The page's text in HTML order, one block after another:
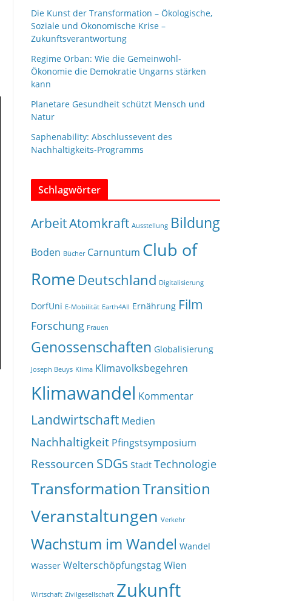
Die Kunst der Transformation – Ökologische,
Soziale und Ökonomische Krise –
Zukunftsverantwortung
Regime Orban: Wie die Gemeinwohl-
Ökonomie die Demokratie Ungarns stärken
kann
Planetare Gesundheit schützt Mensch und
Natur
Saphenability: Abschlussevent des
Nachhaltigkeits-Programms
Schlagwörter
ArbeitAtomkraft Ausstellung Bildung
Boden Bücher Carnuntum Club of
Rome Deutschland Digitalisierung
DorfUni E-Mobilität Earth4All Ernährung Film
Forschung Frauen
Genossenschaften Globalisierung
Joseph Beuys Klima Klimavolksbegehren
Klimawandel Kommentar
Landwirtschaft Medien
Nachhaltigkeit Pfingstsymposium
Ressourcen SDGs Stadt Technologie
TransformationTransition
Veranstaltungen Verkehr
Wachstum im Wandel Wandel
Wasser WelterschöpfungstagWien
Wirtschaft Zivilgesellschaft Zukunft